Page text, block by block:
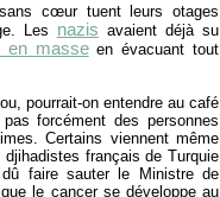
cœur tuent leurs otages
Les nazis avaient déjà su
en masseen évacuant tout
pourrait-on entendre au café
forcément des personnes
Certains viennent même
français de Turquie
faire sauter le Ministre de
le cancer se développe au